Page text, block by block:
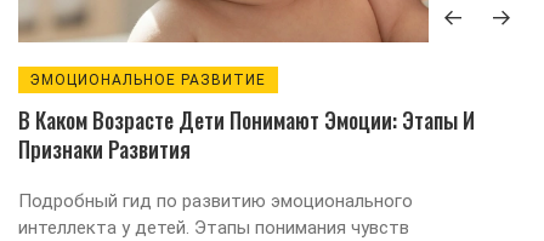
ЭМОЦИОНАЛЬНОЕ РАЗВИТИЕ
В Каком Возрасте Дети Понимают Эмоции: Этапы И
Признаки Развития
Подробный гид по развитию эмоционального
интеллекта у детей. Этапы понимания чувств